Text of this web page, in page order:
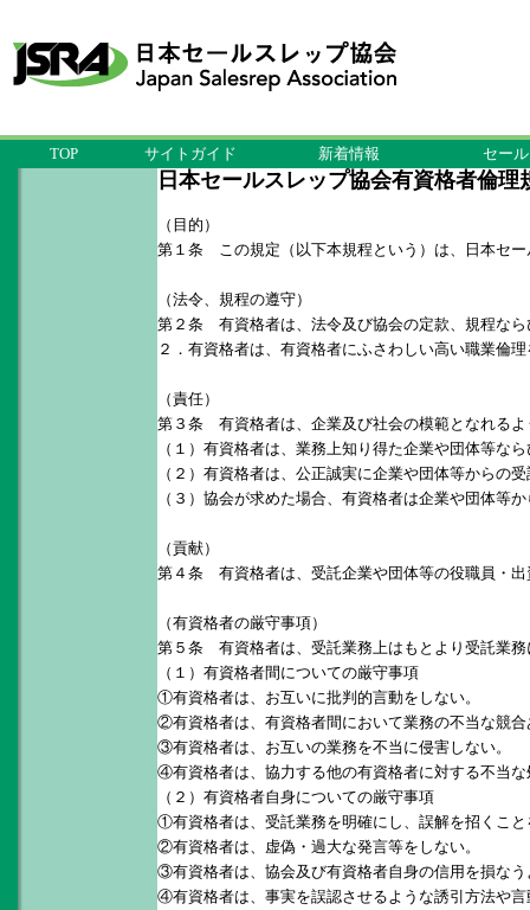
TOP サイトガイド 新着情報 セー
日本セールスレップ協会有資格者倫理
（目的）
第１条 この規定（以下本規程という）は、日本セー
（法令、規程の遵守）
第２条 有資格者は、法令及び協会の定款、規程な
２．有資格者は、有資格者にふさわしい高い職業倫
（責任）
第３条 有資格者は、企業及び社会の模範となれる
（１）有資格者は、業務上知り得た企業や団体等な
（２）有資格者は、公正誠実に企業や団体等からの
（３）協会が求めた場合、有資格者は企業や団体等
（貢献）
第４条 有資格者は、受託企業や団体等の役職員・出
（有資格者の厳守事項）
第５条 有資格者は、受託業務上はもとより受託業
（１）有資格者間についての厳守事項
①有資格者は、お互いに批判的言動をしない。
②有資格者は、有資格者間において業務の不当な競
③有資格者は、お互いの業務を不当に侵害しない。
④有資格者は、協力する他の有資格者に対する不当な
（２）有資格者自身についての厳守事項
①有資格者は、受託業務を明確にし、誤解を招くこと
②有資格者は、虚偽・過大な発言等をしない。
③有資格者は、協会及び有資格者自身の信用を損な
④有資格者は、事実を誤認させるような誘引方法や